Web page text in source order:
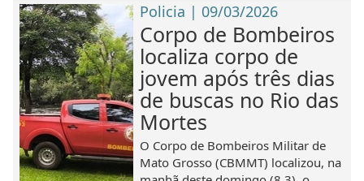
Policia | 09/03/2026
Corpo de Bombeiros
localiza corpo de
jovem após três dias
de buscas no Rio das
Mortes
O Corpo de Bombeiros Militar de
Mato Grosso (CBMMT) localizou, na